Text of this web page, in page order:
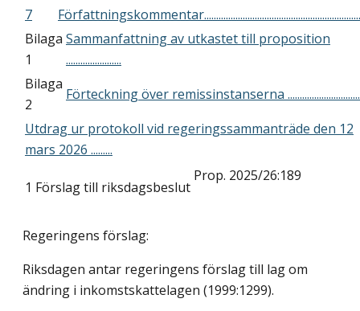
7
Bilaga
1
Sammanfattning av utkastet till proposition
.......................
Bilaga
2
Förteckning över remissinstanserna
Utdrag ur protokoll vid regeringssammanträde den 12
mars 2026 .........
1 Förslag till riksdagsbeslut
Prop. 2025/26:189
Regeringens förslag:
Riksdagen antar regeringens förslag till lag om
ändring i inkomstskattelagen (1999:1299).